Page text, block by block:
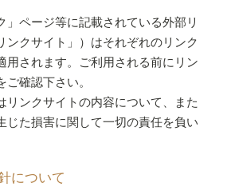
ページ等に記載されている外部リ
ンクサイト」）はそれぞれのリンク
用されます。ご利用される前にリン
ご確認下さい。
ンクサイトの内容について、また
じた損害に関して一切の責任を負い
について